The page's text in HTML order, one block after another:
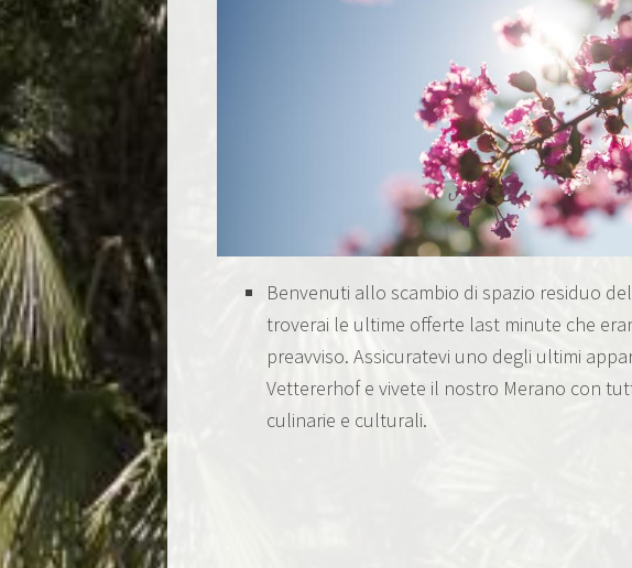
Benvenuti allo scambio di spazio residuo
troverai le ultime offerte last minute che
preavviso. Assicuratevi uno degli ultimi
Vettererhof e vivete il nostro Merano con
culinarie e culturali.